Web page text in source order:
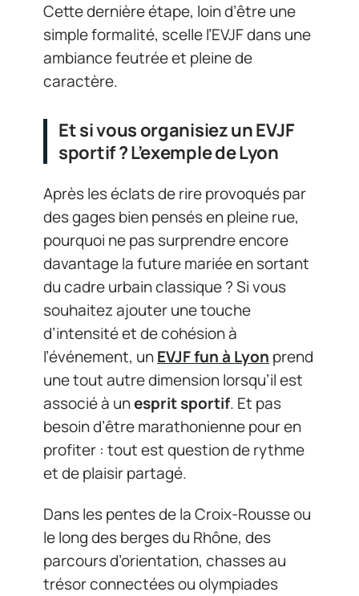
Cette dernière étape, loin d’être une
simple formalité, scelle l’EVJF dans une
ambiance feutrée et pleine de
caractère.
Et si vous organisiez un EVJF
sportif ? L’exemple de Lyon
Après les éclats de rire provoqués par
des gages bien pensés en pleine rue,
pourquoi ne pas surprendre encore
davantage la future mariée en sortant
du cadre urbain classique ? Si vous
souhaitez ajouter une touche
d’intensité et de cohésion à
l’événement, unEVJF fun à Lyon prend
une tout autre dimension lorsqu’il est
associé à unesprit sportif. Et pas
besoin d’être marathonienne pour en
profiter : tout est question de rythme
et de plaisir partagé.
Dans les pentes de la Croix-Rousse ou
le long des berges du Rhône, des
parcours d’orientation, chasses au
trésor connectées ou olympiades